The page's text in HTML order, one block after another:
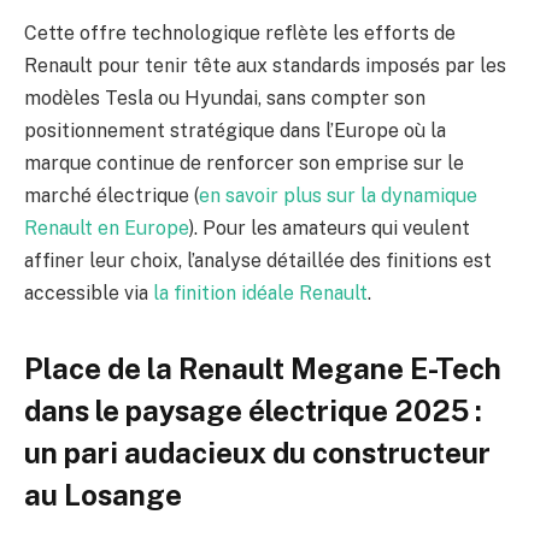
Cette offre technologique reflète les efforts de
Renault pour tenir tête aux standards imposés par les
modèles Tesla ou Hyundai, sans compter son
positionnement stratégique dans l’Europe où la
marque continue de renforcer son emprise sur le
marché électrique (en savoir plus sur la dynamique
Renault en Europe). Pour les amateurs qui veulent
affiner leur choix, l’analyse détaillée des finitions est
accessible via la finition idéale Renault.
Place de la Renault Megane E-Tech
dans le paysage électrique 2025 :
un pari audacieux du constructeur
au Losange